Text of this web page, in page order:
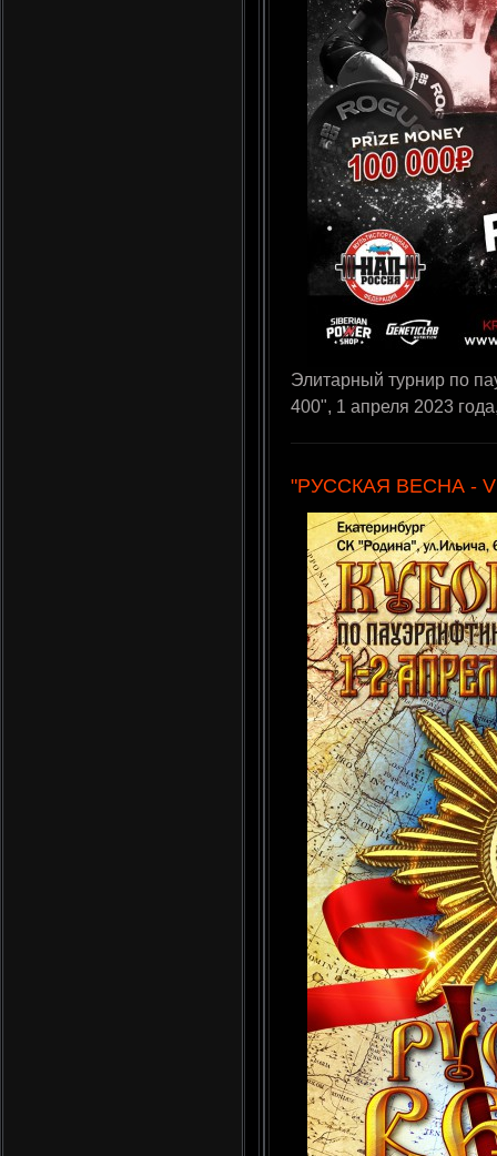
Элитарный турнир по
400", 1 апреля 2023
"РУССКАЯ ВЕСНА -